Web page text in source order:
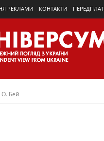
РЕКЛАМИ КОНТАКТИ
О. Бей